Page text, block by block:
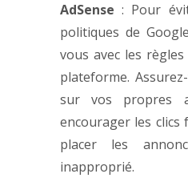
AdSense: Pour
politiques de
vous avec les
plateforme.
sur vos propres
encourager les clics
placer les
inapproprié.